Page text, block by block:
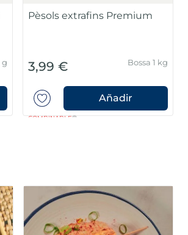
g
Pèsols extrafins Premium
3,99 €
COMBINABLE
Bossa 1 kg
Añadir